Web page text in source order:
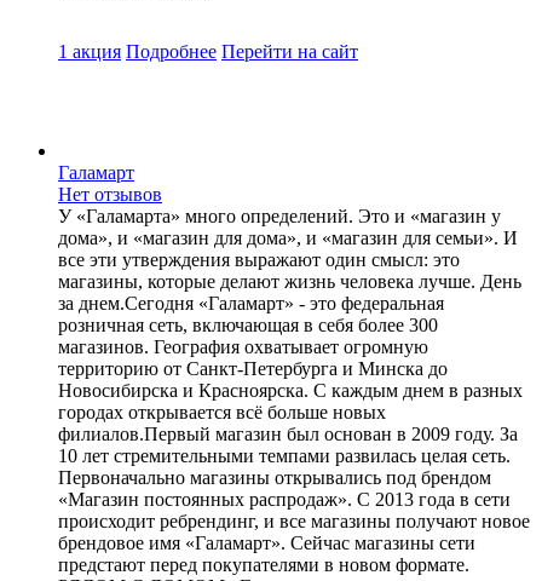
1 акция Подробнее Перейти на сайт
Галамарт
Нет отзывов
У «Галамарта» много определений. Это и «магазин у
дома», и «магазин для дома», и «магазин для семьи». И
все эти утверждения выражают один смысл: это
магазины, которые делают жизнь человека лучше. День
за днем.Сегодня «Галамарт» - это федеральная
розничная сеть, включающая в себя более 300
магазинов. География охватывает огромную
территорию от Санкт-Петербурга и Минска до
Новосибирска и Красноярска. С каждым днем в разных
городах открывается всё больше новых
филиалов.Первый магазин был основан в 2009 году. За
10 лет стремительными темпами развилась целая сеть.
Первоначально магазины открывались под брендом
«Магазин постоянных распродаж». С 2013 года в сети
происходит ребрендинг, и все магазины получают новое
брендовое имя «Галамарт». Сейчас магазины сети
предстают перед покупателями в новом формате.